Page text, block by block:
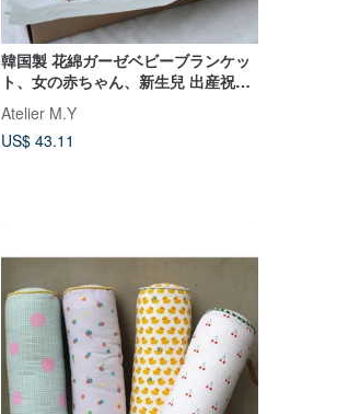
韓国製 花綿ガーゼベビーブランケッ
ト、女の赤ちゃん、新生兒 出産祝
い、布ブランケッ、韓國
Atelier M.Y
US$ 43.11